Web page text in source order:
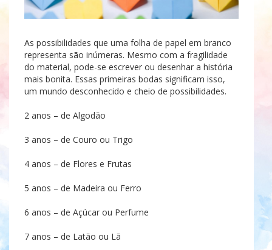
As possibilidades que uma folha de papel em branco
representa são inúmeras. Mesmo com a fragilidade
do material, pode-se escrever ou desenhar a história
mais bonita. Essas primeiras bodas significam isso,
um mundo desconhecido e cheio de possibilidades.
2 anos – de Algodão
3 anos – de Couro ou Trigo
4 anos – de Flores e Frutas
5 anos – de Madeira ou Ferro
6 anos – de Açúcar ou Perfume
7 anos – de Latão ou Lã